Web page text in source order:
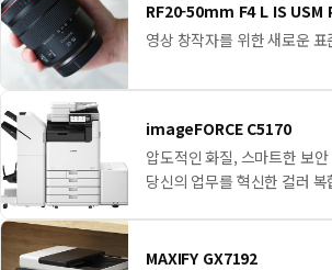
RF20-50mm F4 L IS USM
영상 창작자를 위한 새로운 표
imageFORCE C5170
압도적인 화질, 스마트한 보안
당신의 업무를 혁신한 컬러 복
MAXIFY GX7192